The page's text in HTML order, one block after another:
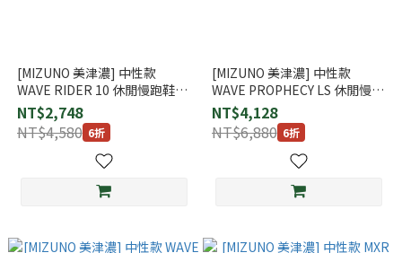
[MIZUNO 美津濃] 中性款
WAVE RIDER 10 休閒慢跑鞋
(D1GA250601)
NT$2,748
NT$4,580 6折
[MIZUNO 美津濃] 中性款
WAVE PROPHECY LS 休閒慢跑
鞋 黑 (D1GA251103)
NT$4,128
NT$6,880 6折